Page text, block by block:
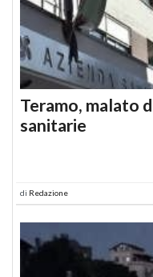
Teramo, malato
sanitarie
di Redazione